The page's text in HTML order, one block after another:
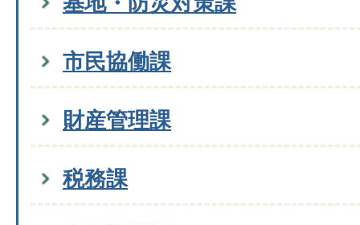
市民協働課
財産管理課
税務課